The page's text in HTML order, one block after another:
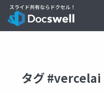
タグ #vercelai